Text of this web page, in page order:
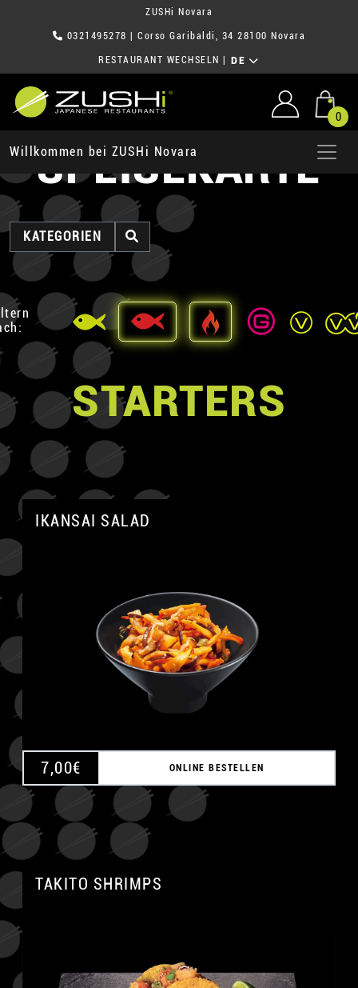
ZUSHi Novara
0321495278 | Corso Garibaldi, 34 28100 Novara
RESTAURANT WECHSELN DE
0
Willkommen bei ZUSHi Novara
SPEISEKARTE
KATEGORIEN
STARTERS
IKANSAI SALAD
7,00€ ONLINE BESTELLEN
TAKITO SHRIMPS